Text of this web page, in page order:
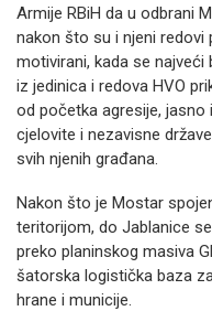
Armije RBiH da u odbrani
nakon što su i njeni redovi
motivirani, kada se najveći
iz jedinica i redova HVO
od početka agresije, jasno
cjelovite i nezavisne
svih njenih građana.
Nakon što je Mostar
teritorijom, do Jablanice
preko planinskog masiva
šatorska logistička baza
hrane i municije.